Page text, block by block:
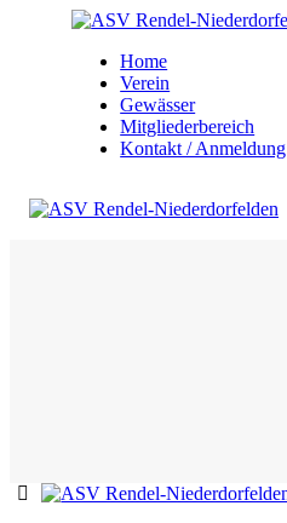
Home
Verein
Gewässer
Mitgliederbereich
Kontakt / Anmeldung